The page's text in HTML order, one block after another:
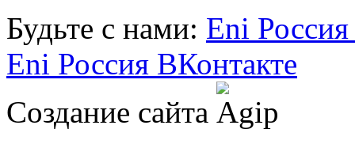
Будьте с нами: Eni
Eni Россия ВКонтакте
Создание сайта